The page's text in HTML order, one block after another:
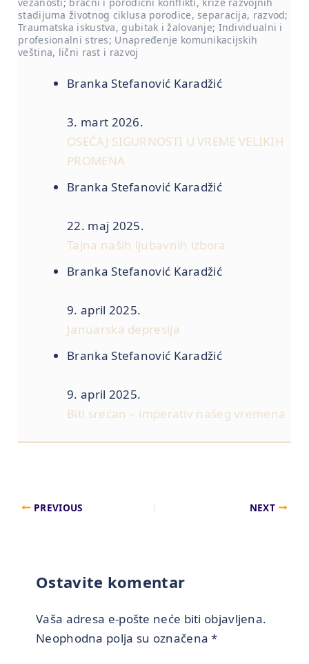
stadijuma životnog ciklusa porodice, separacija, razvod;
Traumatska iskustva, gubitak i žalovanje; Individualni i
profesionalni stres; Unapređenje komunikacijskih
veština, lični rast i razvoj
Branka Stefanović Karadžić
3. mart 2026.
OSEĆAJ SIGURNOSTI U VREME VELIKIH
PROMENA
Branka Stefanović Karadžić
22. maj 2025.
Tajna naših ljubavnih izbora
Branka Stefanović Karadžić
9. april 2025.
Januarska depresija
Branka Stefanović Karadžić
9. april 2025.
Biti srećan – imperativ našeg vremena
PREVIOUS NEXT
Ostavite komentar
Vaša adresa e-pošte neće biti objavljena.
Neophodna polja su označena*